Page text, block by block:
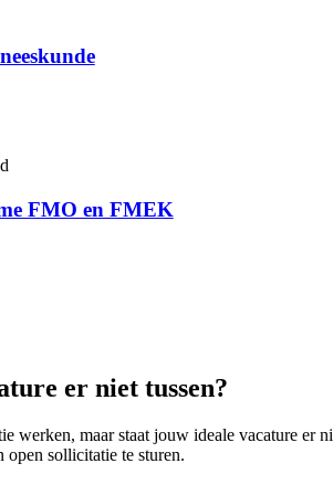
FMO en FMEK
er niet tussen?
werken, maar staat jouw ideale vacature
sollicitatie te sturen.